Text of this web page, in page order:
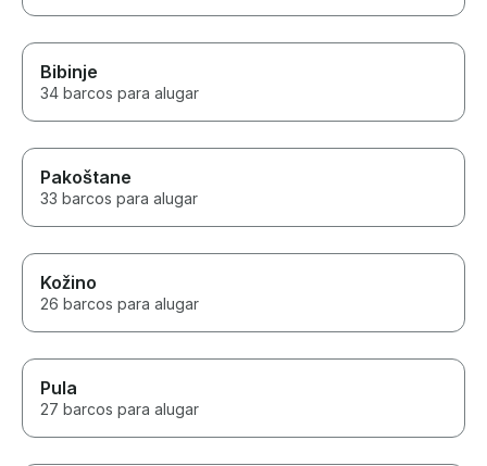
Bibinje
34 barcos para alugar
Pakoštane
33 barcos para alugar
Kožino
26 barcos para alugar
Pula
27 barcos para alugar